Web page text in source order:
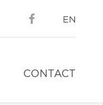
EN
CONTACT